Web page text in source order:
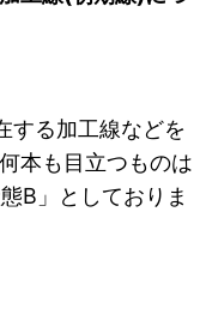
する加工線などを
本も目立つものは
B」としておりま